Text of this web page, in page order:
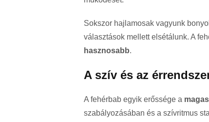
Sokszor hajlamosak vagyunk
választások mellett elsétálunk. A
hasznosabb.
A szív és az
A fehérbab egyik erőssége a
szabályozásában és a szívritmus